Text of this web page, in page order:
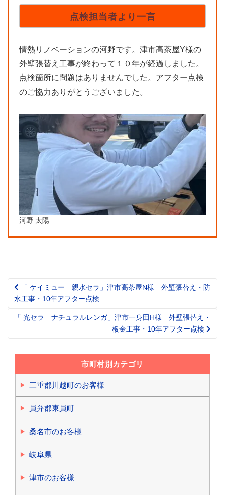
点検担当者より一言
情熱リノベーションの河野です。津市高茶屋Y様の
外壁張替え工事が終わって１０年が経過しました。
点検箇所に問題はありませんでした。アフター点検
のご協力ありがとうございました。
河野 太陽
Post
navigation
「 ケイミュー 親水セラ」津市高茶屋N様 外壁張替え・防
水工事・10年アフター点検
「 光セラ ナチュラルレンガ」津市一身田H様 外壁張替え・
板金工事・10年アフター点検
市町村別カテゴリ
三重郡川越町のお客様
員弁郡東員町
桑名市のお客様
岐阜県
津市のお客様